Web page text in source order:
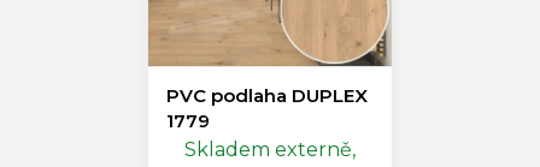
PVC podlaha DUPLEX
1779
Skladem externě,